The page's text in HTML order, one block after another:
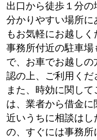
出口から徒歩１分の
分かりやすい場所
もお気軽にお越しく
事務所付近の駐車
で、お車でお越し
認の上、ご利用くだ
また、時効に関し
は、業者から借金に
近いうちに相談は
の、すぐには事務